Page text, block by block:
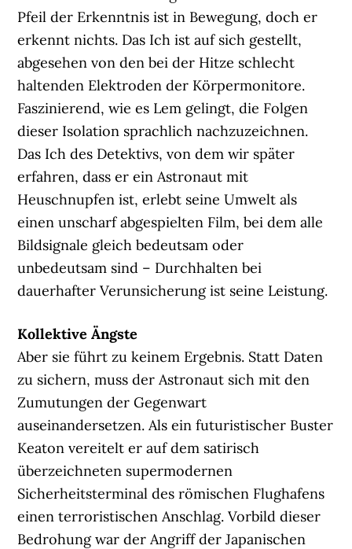
Pfeil der Erkenntnis ist in Bewegung, doch er
erkennt nichts. Das Ich ist auf sich gestellt,
abgesehen von den bei der Hitze schlecht
haltenden Elektroden der Körpermonitore.
Faszinierend, wie es Lem gelingt, die Folgen
dieser Isolation sprachlich nachzuzeichnen.
Das Ich des Detektivs, von dem wir später
erfahren, dass er ein Astronaut mit
Heuschnupfen ist, erlebt seine Umwelt als
einen unscharf abgespielten Film, bei dem alle
Bildsignale gleich bedeutsam oder
unbedeutsam sind – Durchhalten bei
dauerhafter Verunsicherung ist seine Leistung.
Kollektive Ängste
Aber sie führt zu keinem Ergebnis. Statt Daten
zu sichern, muss der Astronaut sich mit den
Zumutungen der Gegenwart
auseinandersetzen. Als ein futuristischer Buster
Keaton vereitelt er auf dem satirisch
überzeichneten supermodernen
Sicherheitsterminal des römischen Flughafens
einen terroristischen Anschlag. Vorbild dieser
Bedrohung war der Angriff der Japanischen